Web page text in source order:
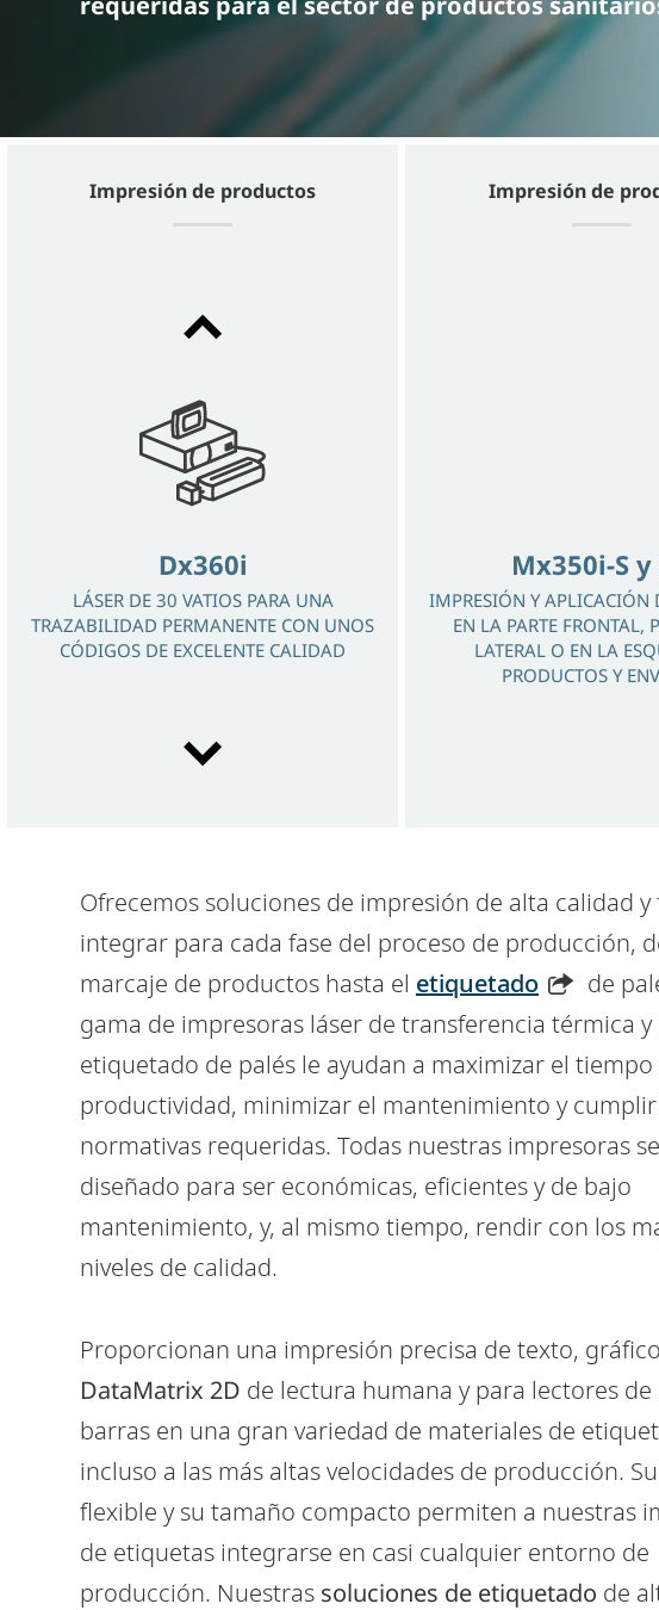
Impresión de productos
PACKS
Dx360i
LÁSER DE 30 VATIOS PARA UNA
TRAZABILIDAD PERMANENTE CON UNOS
CÓDIGOS DE EXCELENTE CALIDAD
THE IDEAL CHOICE FOR ITEM LEVEL
SERIALISATION AND FAST DATA
TRANSFER, CONTROLLING UP TO 4 PRINT
HEADS
LABELLING ON THE TOP, SIDE, OR
BOTTOM OF YOUR PRODUCTS AND
Impresión de
Mx350i-S y
IMPRESIÓN Y APLICACIÓN
EN LA PARTE FRONTAL,
LATERAL O EN LA
PRODUCTOS Y
Ofrecemos soluciones de impresión de alta calidad y
integrar para cada fase del proceso de producción,
marcaje de productos hasta el etiquetado
de
gama de impresoras láser de transferencia térmica y
etiquetado de palés le ayudan a maximizar el tiempo
productividad, minimizar el mantenimiento y
normativas requeridas. Todas nuestras impresoras
diseñado para ser económicas, eficientes y de bajo
mantenimiento, y, al mismo tiempo, rendir con los
niveles de calidad.
Proporcionan una impresión precisa de texto,
DataMatrix 2D de lectura humana y para lectores
barras en una gran variedad de materiales de
incluso a las más altas velocidades de producción.
flexible y su tamaño compacto permiten a nuestras
de etiquetas integrarse en casi cualquier entorno de
producción. Nuestras soluciones de etiquetado de